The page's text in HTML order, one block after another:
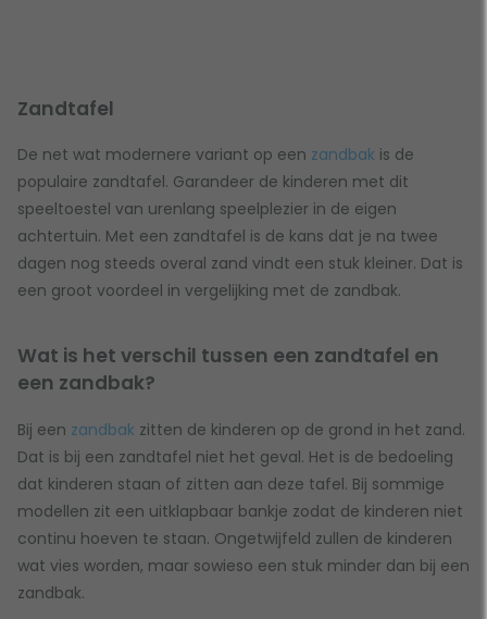
Zandtafel
De net wat modernere variant op een zandbak is de
populaire zandtafel. Garandeer de kinderen met dit
speeltoestel van urenlang speelplezier in de eigen
achtertuin. Met een zandtafel is de kans dat je na twee
dagen nog steeds overal zand vindt een stuk kleiner. Dat is
een groot voordeel in vergelijking met de zandbak.
Wat is het verschil tussen een zandtafel en
een zandbak?
Bij een zandbak zitten de kinderen op de grond in het zand.
Dat is bij een zandtafel niet het geval. Het is de bedoeling
dat kinderen staan of zitten aan deze tafel. Bij sommige
modellen zit een uitklapbaar bankje zodat de kinderen niet
continu hoeven te staan. Ongetwijfeld zullen de kinderen
wat vies worden, maar sowieso een stuk minder dan bij een
zandbak.